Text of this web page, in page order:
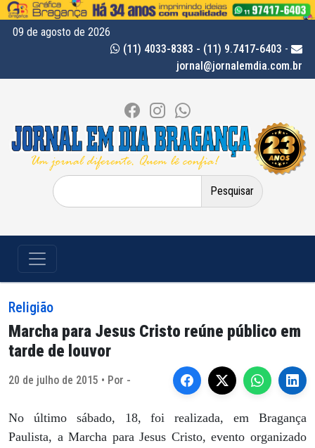
09 de agosto de 2026
(11) 4033-8383 - (11) 9.7417-6403 -
jornal@jornalemdia.com.br
Pesquisar
por:
Religião
Marcha para Jesus Cristo reúne público em
tarde de louvor
20 de julho de 2015 • Por -
No último sábado, 18, foi realizada, em Bragança
Paulista, a Marcha para Jesus Cristo, evento organizado